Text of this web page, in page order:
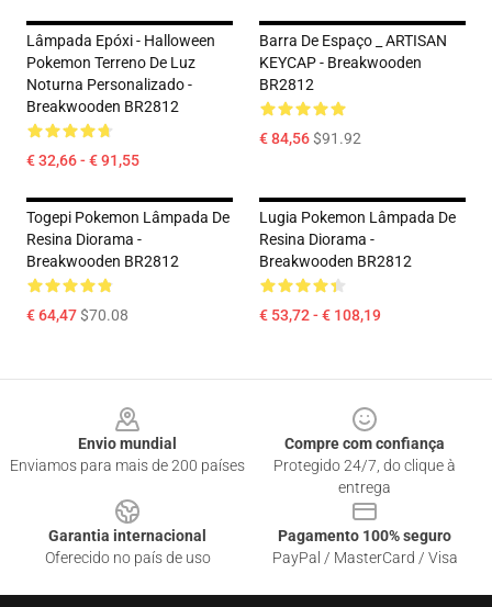
Lâmpada Epóxi - Halloween
Pokemon Terreno De Luz
Noturna Personalizado -
Breakwooden BR2812
€ 32,66 - € 91,55
Barra De Espaço _ ARTISAN
KEYCAP - Breakwooden
BR2812
€ 84,56$91.92
Togepi Pokemon Lâmpada De
Resina Diorama -
Breakwooden BR2812
€ 64,47$70.08
Lugia Pokemon Lâmpada De
Resina Diorama -
Breakwooden BR2812
€ 53,72 - € 108,19
Envio mundial
Enviamos para mais de 200 países
Compre com confiança
Protegido 24/7, do clique à
entrega
Garantia internacional
Oferecido no país de uso
Pagamento 100% seguro
PayPal / MasterCard / Visa